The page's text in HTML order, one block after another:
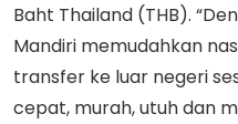
Baht Thailand (THB).
Mandiri memudahkan
transfer ke luar negeri
cepat, murah, utuh dan